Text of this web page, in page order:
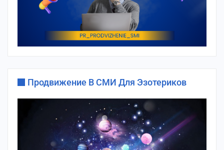
Продвижение В СМИ Для Эзотериков